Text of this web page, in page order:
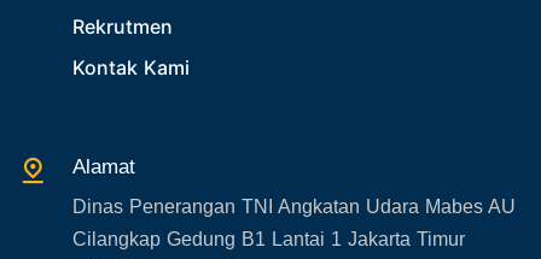
Rekrutmen
Kontak Kami
Alamat
Dinas Penerangan TNI Angkatan Udara Mabes AU
Cilangkap Gedung B1 Lantai 1 Jakarta Timur